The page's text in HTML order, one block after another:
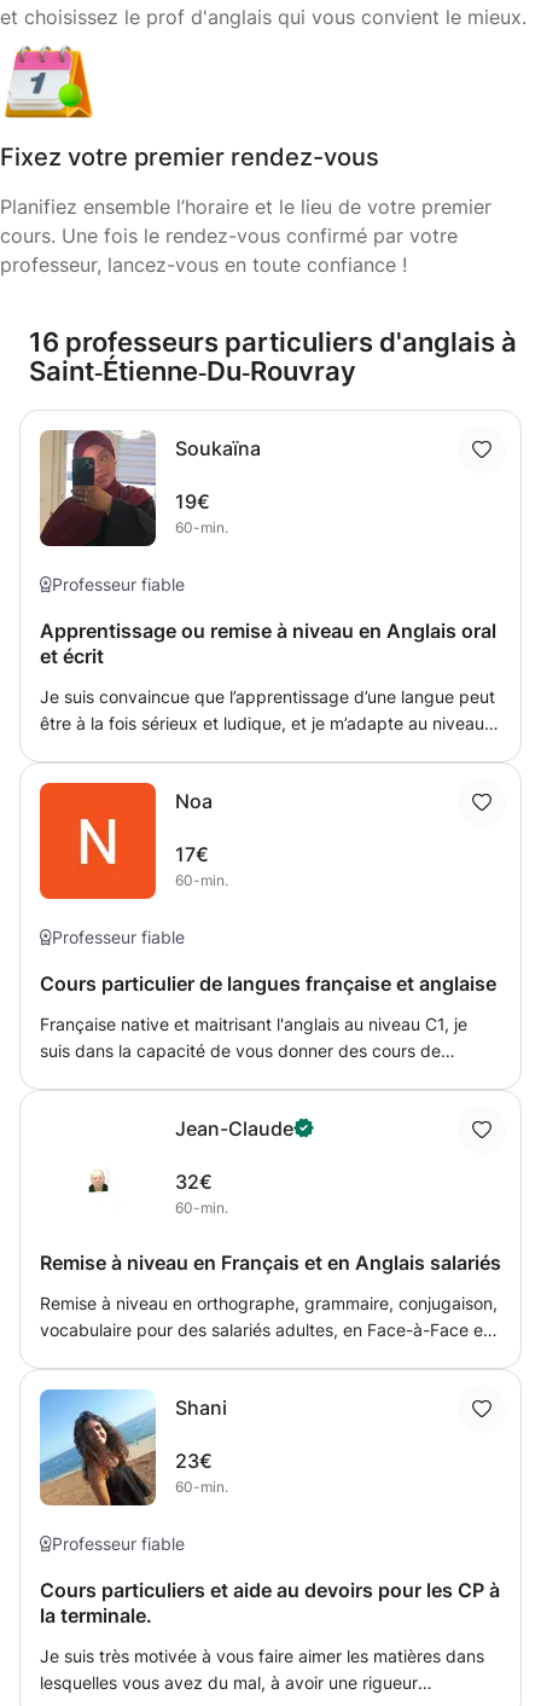
et choisissez le prof d'anglais qui vous convient le mieux.
Fixez votre premier rendez-vous
Planifiez ensemble l’horaire et le lieu de votre premier
cours. Une fois le rendez-vous confirmé par votre
professeur, lancez-vous en toute confiance !
16 professeurs particuliers d'anglais à
Saint‑Étienne‑Du‑Rouvray
Soukaïna
19€
60-min.
Professeur fiable
Apprentissage ou remise à niveau en Anglais oral
et écrit
Je suis convaincue que l’apprentissage d’une langue peut
être à la fois sérieux et ludique, et je m’adapte au niveau
accompagner des élèves dans leur apprentissage de
l’anglais, que ce soit pour renforcer leurs bases, améliorer
leur expression orale ou les préparer à un examen.
Noa
17€
60-min.
Professeur fiable
Cours particulier de langues française et anglaise
Française native et maitrisant l'anglais au niveau C1, je
suis dans la capacité de vous donner des cours de
de ces langue afin que vous puissiez peut-être finir par
Jean-Claude
32€
60-min.
Remise à niveau en Français et en Anglais salariés
Remise à niveau en orthographe, grammaire, conjugaison,
vocabulaire pour des salariés adultes, en Face-à-Face en
de Formation, dans les entreprises de Rouen 76000 à
Elbeuf 76500 et d'Elbeuf à Vernon 27200. Remise à
niveau en Anglais courant à l'oral comme à l'écrit pour
salariés débutants A0/A1/A2 du C.E.C.R. Langues.
fréquenté l'école ou qui ont oublié les bases du Français,
Shani
23€
60-min.
Professeur fiable
Cours particuliers et aide au devoirs pour les CP à
la terminale.
Je suis très motivée à vous faire aimer les matières dans
lesquelles vous avez du mal, à avoir une rigueur